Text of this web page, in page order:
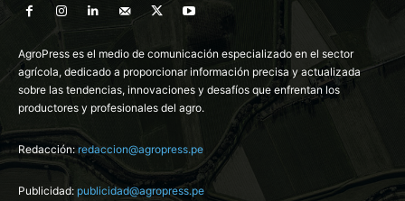
AgroPress es el medio de comunicación especializado en el sector
agrícola, dedicado a proporcionar información precisa y actualizada
sobre las tendencias, innovaciones y desafíos que enfrentan los
productores y profesionales del agro.
Redacción:redaccion@agropress.pe
Publicidad: publicidad@agropress.pe